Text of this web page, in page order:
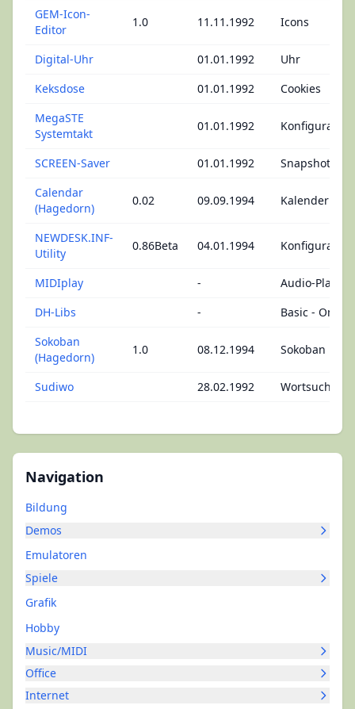
Navigation
Bildung
Demos
Emulatoren
Spiele
Grafik
Hobby
Music/MIDI
Office
Internet
GEM-Icon-
Editor
1.0 11.11.1992 Icons
Digital-Uhr 01.01.1992
Uhr
Keksdose
01.01.1992
Cookies
MegaSTE
Systemtakt
01.01.1992 Konfiguration
SCREEN-Saver 01.01.1992
Snapshot
Calendar
(Hagedorn)
0.02 09.09.1994 Kalender
NEWDESK.INF-
Utility
0.86Beta 04.01.1994 Konfiguration
MIDIplay -
Audio-Player
DH-Libs
-
Basic -
Sokoban
(Hagedorn)
1.0 08.12.1994 Sokoban
Sudiwo 28.02.1992